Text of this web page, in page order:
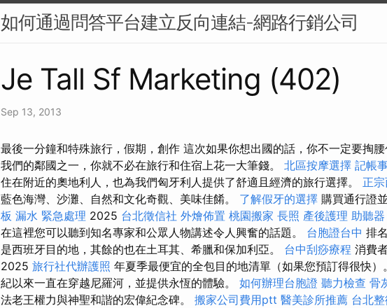
如何通過問答平台建立反向連結-網路行銷公司
Je Tall Sf Marketing (402)
Sep 13, 2013
最後一分鐘和特殊旅行，假期，創作 這次如果你想出國的話，你不一定要掏
我們的鄰國之一，你就不必在旅行和住宿上花一大筆錢。 北區按摩選擇 記帳
住在附近的奧地利人，也為我們匈牙利人提供了舒適且經濟的旅行選擇。 正
藍色海灣、沙灘、自然和文化奇觀、美味佳餚。 了解假牙的選擇 購買通行證
板 漏水 緊急處理 2025 台北徵信社 外燴佈置 桃園搬家 長照 產後護理 助聽器
在這裡您可以聽到知名專家和公眾人物講述令人興奮的話題。 台胞證台中 排
是西班牙目的地，其餘的也在土耳其、希臘和保加利亞。 台中刮痧療程 消費
2025 旅行社代辦護照 年夏季最便宜的全包目的地清單（如果您預訂得很快
紀以來一直在穿越尼羅河，並提供永恆的體驗。 如何辦理台胞證 聽力檢查 骨
法老王權力與神聖和諧的宏偉紀念碑。 搬家公司費用ptt 醫美診所推薦 台北